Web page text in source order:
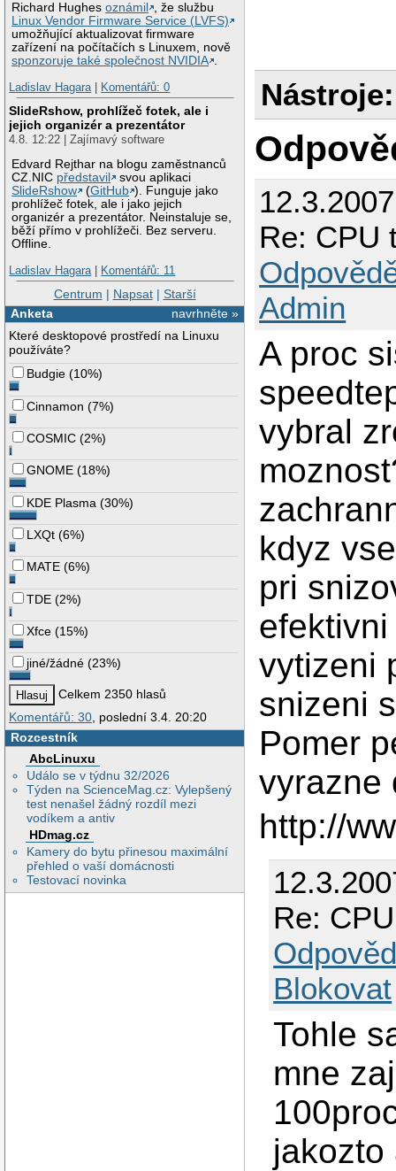
Richard Hughesoznámil
, že službu
Linux Vendor Firmware Service (LVFS)
umožňující aktualizovat firmware
zařízení na počítačích s Linuxem, nově
sponzoruje také společnost NVIDIA .
Ladislav Hagara| Komentářů: 0
SlideRshow, prohlížeč fotek, ale i
jejich organizér a prezentátor
4.8. 12:22 | Zajímavý software
Edvard Rejthar na blogu zaměstnanců
CZ.NIC představil
svou aplikaci
SlideRshow
(GitHub ). Funguje jako
prohlížeč fotek, ale i jako jejich
organizér a prezentátor. Neinstaluje se,
běží přímo v prohlížeči. Bez serveru.
Offline.
Ladislav Hagara| Komentářů: 11
Centrum | Napsat| Starší
navrhněte »
Anketa
Které desktopové prostředí na Linuxu
používáte?
Budgie (10%)
Cinnamon (7%)
COSMIC (2%)
GNOME (18%)
KDE Plasma (30%)
LXQt (6%)
MATE (6%)
TDE (2%)
Xfce (15%)
jiné/žádné (23%)
Celkem 2350 hlasů
Komentářů: 30 , poslední 3.4. 20:20
Rozcestník
AbcLinuxu
Událo se v týdnu 32/2026
Týden na ScienceMag.cz: Vylepšený
test nenašel žádný rozdíl mezi
vodíkem a antiv
HDmag.cz
Kamery do bytu přinesou maximální
přehled o vaší domácnosti
Testovací novinka
Nástroje:
Re: CPU
Admin
A proc
vybral
kdyz
pri
vytizeni
snizeni
Pomer
vyrazne
http://
Re:
Blokovat
Tohle
mne
jakozto